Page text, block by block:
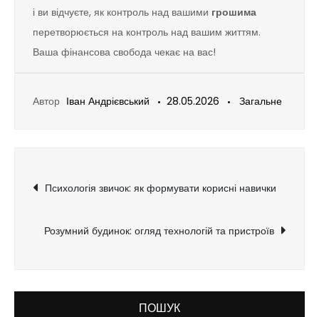
і ви відчуєте, як контроль над вашими грошима
перетворюється на контроль над вашим життям.
Ваша фінансова свобода чекає на вас!
Автор Іван Андрієвський 28.05.2026 Загальне
Навігація
записів
Психологія звичок: як формувати корисні навички
Розумний будинок: огляд технологій та пристроїв
ПОШУК